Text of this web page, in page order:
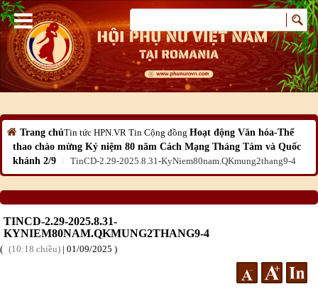
Trang chủTin tức HPN.VR Tin Cộng đồng Hoạt động Văn hóa-Thể
thao chào mừng Kỷ niệm 80 năm Cách Mạng Tháng Tám và Quốc
khánh 2/9
TinCD-2.29-2025.8.31-KyNiem80nam.QKmung2thang9-4
TINCD-2.29-2025.8.31-
KYNIEM80NAM.QKMUNG2THANG9-4
10:18 chiều | 01 /09/2025